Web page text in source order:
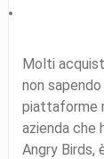
Molti
non
piattaforme
azienda che
Angry Birds,